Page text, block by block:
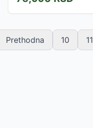
Prethodna 10 11